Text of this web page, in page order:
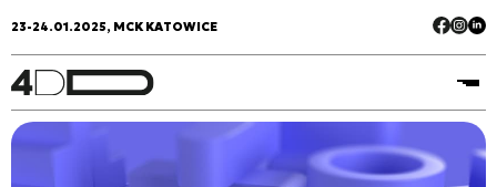
23-24.01.2025, MCK KATOWICE